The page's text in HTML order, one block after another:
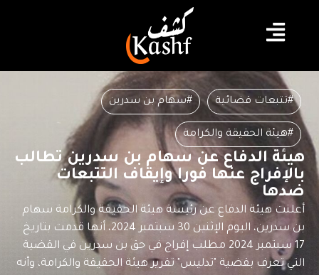
#تتبعات قضائية #سهام بن سدرين
#هيئة الحقيقة والكرامة
هيئة الدفاع عن سهام بن سدرين تطالب
بالإفراج عنها فورا وإيقاف التتبعات
ضدها
أعلنت هيئة الدفاع عن رئيسة هيئة الحقيقة والكرامة سهام
بن سدرين، اليوم الإثنين 30 سبتمبر 2024، أنها قدمت بتاريخ
17 سبتمبر 2024 مطلب إفراج في حق بن سدرين في القضية
التي تعرف بقضية "تدليس" تقرير هيئة الحقيقة والكرامة، وأنه